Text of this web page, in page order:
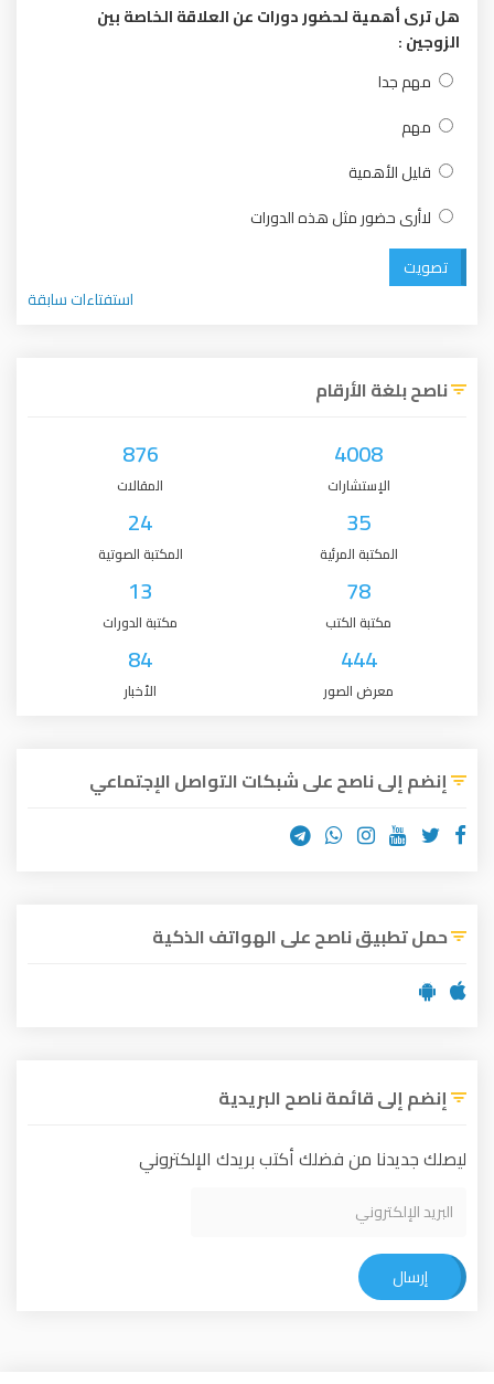
هل ترى أهمية لحضور دورات عن العلاقة الخاصة بين
الزوجين :
مهم جدا
مهم
قليل الأهمية
لاأرى حضور مثل هذه الدورات
تصويت
استفتاءات سابقة
ناصح بلغة الأرقام
4008
الإستشارات
876
المقالات
35
المكتبة المرئية
24
المكتبة الصوتية
78
مكتبة الكتب
13
مكتبة الدورات
444
معرض الصور
84
الأخبار
إنضم إلى ناصح على شبكات التواصل الإجتماعي
حمل تطبيق ناصح على الهواتف الذكية
إنضم إلى قائمة ناصح البريدية
ليصلك جديدنا من فضلك أكتب بريدك الإلكتروني
إرسال